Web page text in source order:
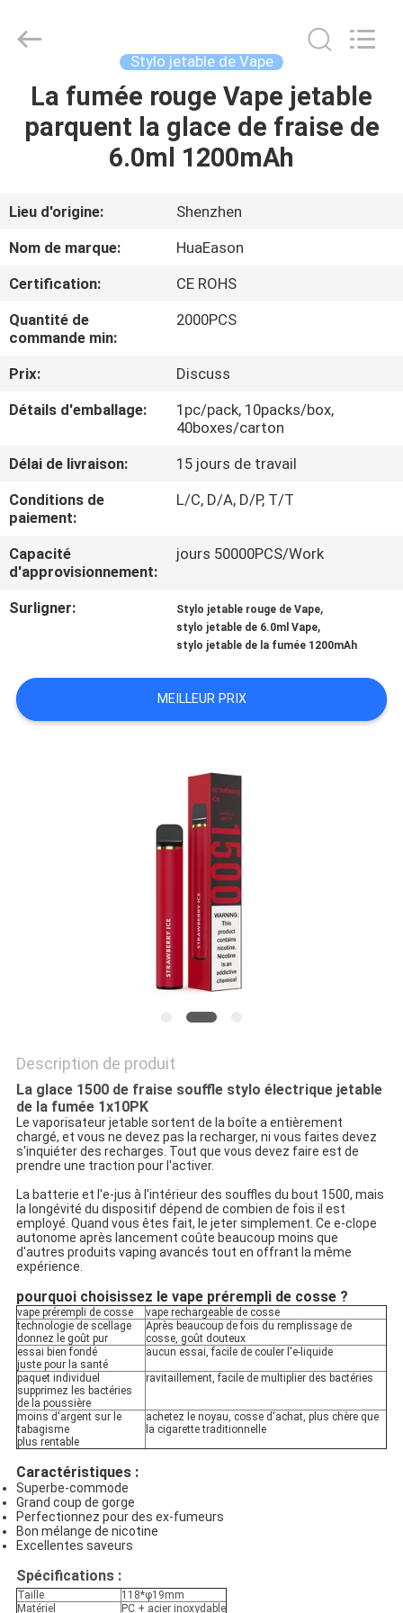
MAISON
PRODUITS
VIDÉOS
SUJET
DE
NOUS
VISITE
CONTRÔLE
DE
QUALITÉ
DEMANDEZ
CITATION
Fournisseur.
Copyright
huaeason.com.
Reserved.
Stylo jetable de Vape
La fumée rouge Vape jetable
parquent la glace de fraise de
6.0ml 1200mAh
Lieu d'origine:
Shenzhen
Nom de marque:
HuaEason
Certification:
CE ROHS
Quantité de
commande min:
2000PCS
Prix:
Discuss
Détails d'emballage:
1pc/pack, 10packs/box,
40boxes/carton
Délai de livraison:
15 jours de travail
Conditions de
paiement:
L/C, D/A, D/P, T/T
Capacité
d'approvisionnement:
jours 50000PCS/Work
Surligner: Stylo jetable rouge de Vape,
stylo jetable de 6.0ml Vape,
stylo jetable de la fumée 1200mAh
MEILLEUR PRIX
Description de produit
La glace 1500 de fraise souffle stylo électrique jetable
de la fumée 1x10PK
Le vaporisateur jetable sortent de la boîte a entièrement
chargé, et vous ne devez pas la recharger, ni vous faites devez
s'inquiéter des recharges. Tout que vous devez faire est de
prendre une traction pour l'activer.
La batterie et l'e-jus à l'intérieur des souffles du bout 1500, mais
la longévité du dispositif dépend de combien de fois il est
employé. Quand vous êtes fait, le jeter simplement. Ce e-clope
autonome après lancement coûte beaucoup moins que
d'autres produits vaping avancés tout en offrant la même
expérience.
pourquoi choisissez le vape prérempli de cosse ?
vape prérempli de cosse
vape rechargeable de cosse
technologie de scellage
donnez le goût pur
Après beaucoup de fois du remplissage de
cosse, goût douteux
essai bien fondé
juste pour la santé
aucun essai, facile de couler l'e-liquide
paquet individuel
supprimez les bactéries
de la poussière
ravitaillement, facile de multiplier des bactéries
moins d'argent sur le
tabagisme
plus rentable
achetez le noyau, cosse d'achat, plus chère que
la cigarette traditionnelle
Caractéristiques :
Superbe-commode
Grand coup de gorge
Perfectionnez pour des ex-fumeurs
Bon mélange de nicotine
Excellentes saveurs
Spécifications :
Taille
118*φ19mm
Matériel
PC + acier inoxydable